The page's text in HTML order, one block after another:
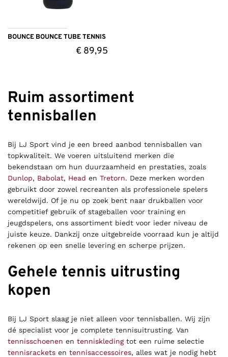
BOUNCE BOUNCE TUBE TENNIS
€89,95
Ruim assortiment
tennisballen
Bij LJ Sport vind je een breed aanbod tennisballen van
topkwaliteit. We voeren uitsluitend merken die
bekendstaan om hun duurzaamheid en prestaties, zoals
Dunlop, Babolat, Head en Tretorn. Deze merken worden
gebruikt door zowel recreanten als professionele spelers
wereldwijd. Of je nu op zoek bent naar drukballen voor
competitief gebruik of stageballen voor training en
jeugdspelers, ons assortiment biedt voor ieder niveau de
juiste keuze. Dankzij onze uitgebreide voorraad kun je altijd
rekenen op een snelle levering en scherpe prijzen.
Gehele tennis uitrusting
kopen
Bij LJ Sport slaag je niet alleen voor tennisballen. Wij zijn
dé specialist voor je complete tennisuitrusting. Van
tennisschoenen en tenniskledingtot een ruime selectie
tennisrackets en tennisaccessoires, alles wat je nodig hebt